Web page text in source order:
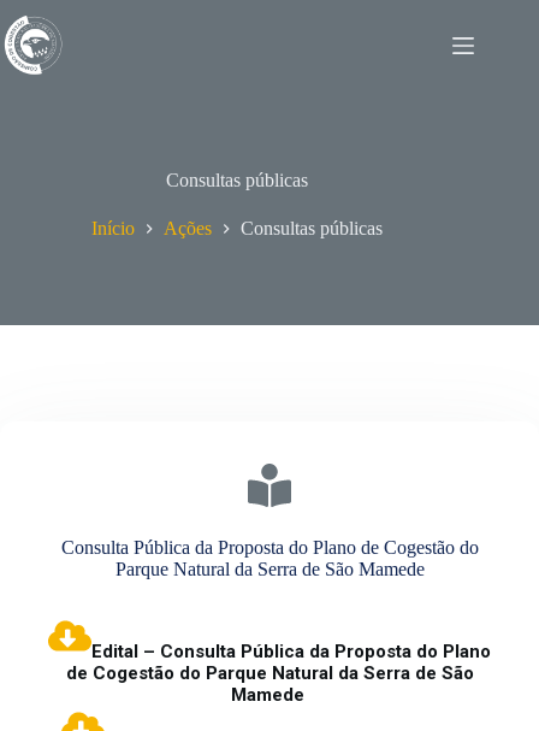
para
o
conteúdo
Consultas públicas
Início Ações Consultas públicas
Consulta Pública da Proposta do Plano de Cogestão do
Parque Natural da Serra de São Mamede
Edital – Consulta Pública da Proposta do Plano
de Cogestão do Parque Natural da Serra de São
Mamede